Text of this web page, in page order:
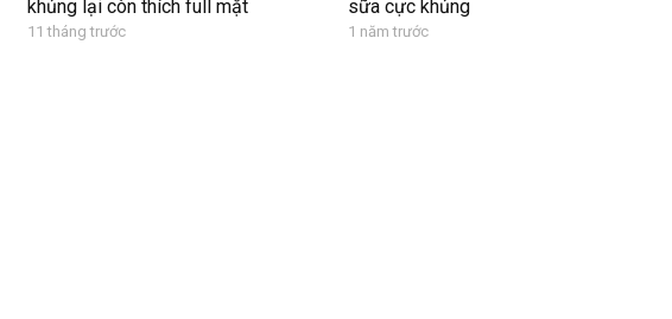
khủng lại còn thích full mặt
11 tháng trước
sữa cực khủng
1 năm trước